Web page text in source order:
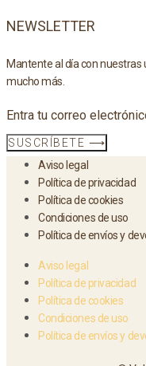
NEWSLETTER
Mantente al día con
mucho más.
Entra tu correo
SUSCRÍBETE ⟶
Aviso legal
Política de privacidad
Política de cookies
Condiciones de uso
Política de envíos y
Aviso legal
Política de privacidad
Política de cookies
Condiciones de uso
Política de envíos y